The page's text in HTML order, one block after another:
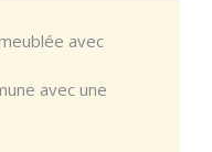
avec
avec une